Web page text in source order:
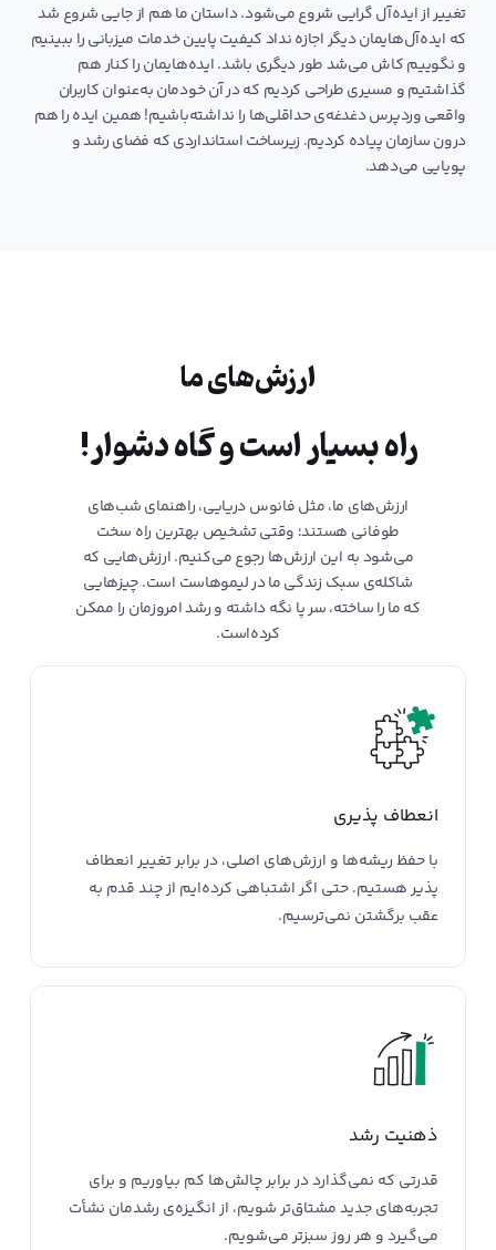
تغییر از ایده‌آل گرایی شروع می‌شود. داستان ما هم از جایی شروع شد
که ایده‌آل‌هایمان دیگر اجازه نداد کیفیت پایین خدمات میزبانی را ببینیم
و نگوییم کاش می‌شد طور دیگری باشد. ایده‌هایمان را کنار هم
گذاشتیم و مسیری طراحی کردیم که در آن خودمان به‌عنوان کاربران
واقعی وردپرس دغدغه‌ی حداقلی‌ها را نداشته‌باشیم! همین ایده را هم
درون سازمان پیاده کردیم. زیرساخت استانداردی که فضای رشد و
پویایی می‌دهد.
ارزش‌های ما
راه بسیار است و گاه دشوار!
ارزش‌های ما، مثل فانوس دریایی، راهنمای شب‌های
طوفانی هستند؛ وقتی تشخیص بهترین راه سخت
می‌شود به این ارزش‌ها رجوع می‌کنیم. ارزش‌هایی که
شاکله‌ی سبک زندگی ما در لیموهاست است. چیزهایی
که ما را ساخته، سر پا نگه داشته‌ و رشد امروزمان را ممکن
کرده‌است.
انعطاف پذیری
با حفظ ریشه‌ها و ارزش‌های اصلی، در برابر تغییر انعطاف
پذیر هستیم. حتی اگر اشتباهی کرده‌ایم از چند قدم به
عقب برگشتن نمی‌ترسیم.
ذهنیت رشد
قدرتی که نمی‌گذارد در برابر چالش‌ها کم بیاوریم و برای
تجربه‌های جدید مشتاق‌تر شویم، از انگیزه‌ی رشدمان نشأت
می‌گیرد و هر روز سبزتر می‌شویم.